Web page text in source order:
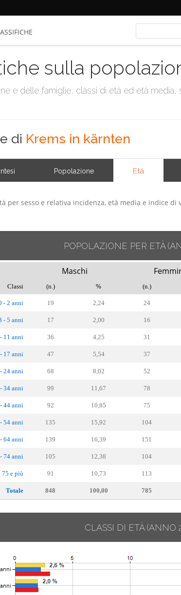
sulla
e delle famiglie, classi di età ed età media,
di Krems in kärnten
Popolazione Età
per sesso e relativa incidenza, età media e indice di
POPOLAZIONE PER ETÀ
Maschi
Classi (n.) % (n.)
- 2 anni 19 2,24 24
- 5 anni 17 2,00 16
11 anni 36 4,25 31
17 anni 47 5,54 37
24 anni 68 8,02 52
34 anni 99 11,67 78
44 anni 92 10,85 75
54 anni 135 15,92 104
64 anni 139 16,39 151
74 anni 105 12,38 104
75 e più 91 10,73 113
Totale 848 100,00 785
CLASSI DI ETÀ(ANNO